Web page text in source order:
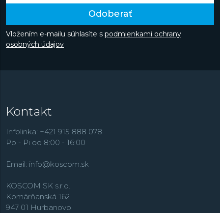
Odoberať
Vložením e-mailu súhlasíte s podmienkami ochrany
osobných údajov
Kontakt
Infolinka: +421 915 888 078
Po - Pi od 8:00 - 16:00
Email: info@koscom.sk
KOSCOM SK s.r.o.
Komárňanská 162
947 01 Hurbanovo